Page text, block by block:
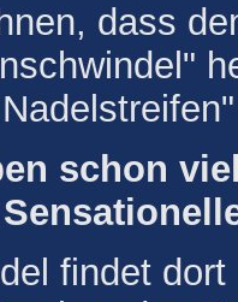
dass
schon
findet